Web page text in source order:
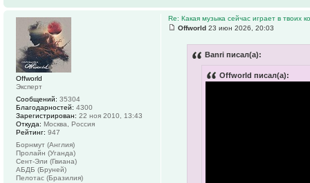
Re: Какая музыка сейчас играет в твоих
Offworld 23 июн 2026, 20:03
Banri писал(а):
Offworld писал(а):
Offworld
Эксперт
Сообщений: 35304
Благодарностей: 4300
Зарегистрирован: 22 ноя 2010, 13:43
Откуда: Москва, Россия
Рейтинг: 947
Борнмут (Англия)
Пролайн (Уганда)
Сент-Эли (Гвиана)
АБДБ (Бруней)
Пелотас (Бразилия)